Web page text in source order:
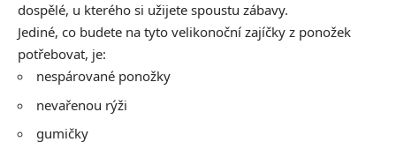
dospělé, u kterého si užijete spoustu zábavy.
Jediné, co budete na tyto velikonoční zajíčky z ponožek
potřebovat, je:
nespárované ponožky
nevařenou rýži
gumičky